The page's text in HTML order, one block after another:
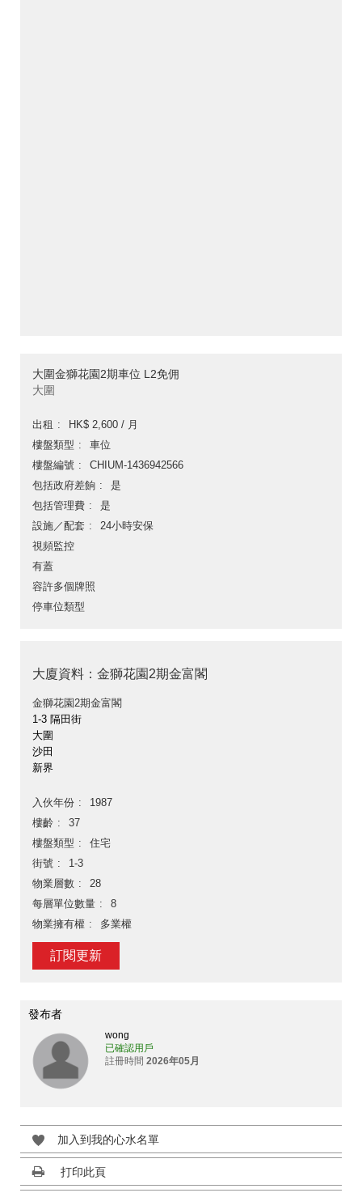
大圍金獅花園2期車位 L2免佣
大圍
出租
HK$ 2,600 / 月
樓盤類型
車位
樓盤編號
CHIUM-1436942566
包括政府差餉
是
包括管理費
是
設施／配套
24小時安保
視頻監控
有蓋
容許多個牌照
停車位類型
大廈資料：金獅花園2期金富閣
金獅花園2期金富閣
1-3 隔田街
大圍
沙田
新界
入伙年份
1987
樓齡
37
樓盤類型
住宅
街號
1-3
物業層數
28
每層單位數量
8
物業擁有權
多業權
訂閱更新
發布者
wong
已確認用戶
註冊時間 2026年05月
加入到我的心水名單
打印此頁